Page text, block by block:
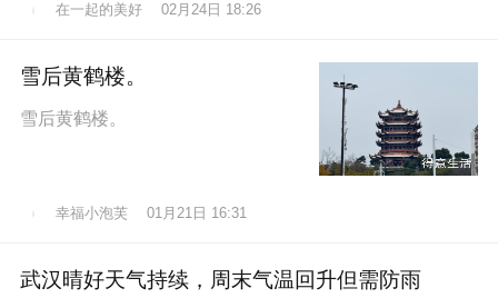
在一起的美好 02月24日 18:26
雪后黄鹤楼。
雪后黄鹤楼。
幸福小泡芙 01月21日 16:31
武汉晴好天气持续，周末气温回升但需防雨